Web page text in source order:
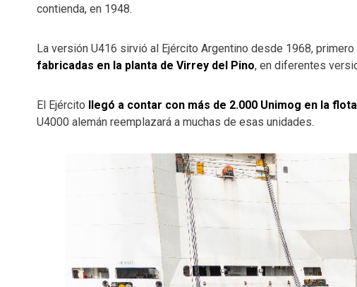
contienda, en 1948.
La versión U416 sirvió al Ejército Argentino desde 1968,
fabricadas en la planta de Virrey del Pino, en diferentes
El Ejército llegó a contar con más de 2.000 Unimog en la flota
U4000 alemán reemplazará a muchas de esas unidades.